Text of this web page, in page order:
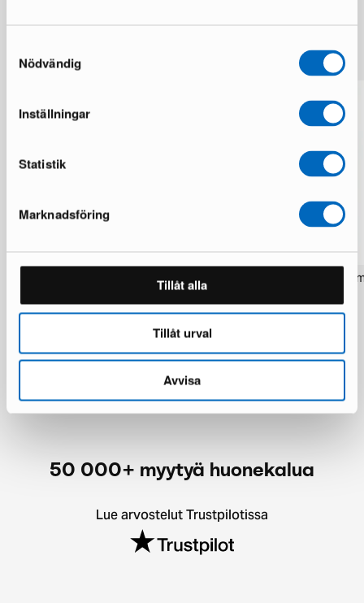
Nödvändig
Inställningar
Statistik
Marknadsföring
Tillåt alla
Tillåt urval
Avvisa
Rezas Modern Handmade Mix matto
1 varastossa · Upouusi kunto
Pakistan handknotted
1 varastossa · Upouusi kunto
50 000+ myytyä huonekalua
Lue arvostelut Trustpilotissa